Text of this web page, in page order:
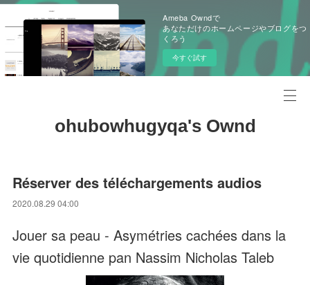
Ameba Owndで
あなただけのホームページやブログをつ
くろう
今すぐ試す
ohubowhugyqa's Ownd
Réserver des téléchargements audios
2020.08.29 04:00
Jouer sa peau - Asymétries cachées dans la
vie quotidienne pan Nassim Nicholas Taleb